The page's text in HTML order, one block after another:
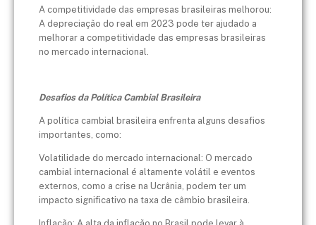
A competitividade das empresas brasileiras melhorou:
A depreciação do real em 2023 pode ter ajudado a
melhorar a competitividade das empresas brasileiras
no mercado internacional.
Desafios da Política Cambial Brasileira
A política cambial brasileira enfrenta alguns desafios
importantes, como:
Volatilidade do mercado internacional: O mercado
cambial internacional é altamente volátil e eventos
externos, como a crise na Ucrânia, podem ter um
impacto significativo na taxa de câmbio brasileira.